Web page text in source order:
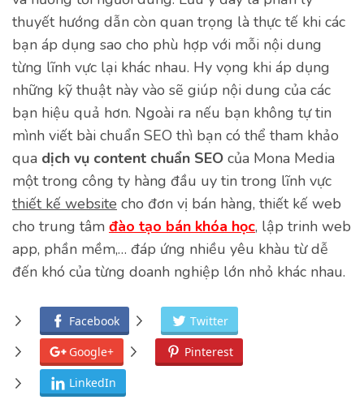
thuyết hướng dẫn còn quan trọng là thực tế khi các
bạn áp dụng sao cho phù hợp với mỗi nội dung
từng lĩnh vực lại khác nhau. Hy vọng khi áp dụng
những kỹ thuật này vào sẽ giúp nội dung của các
bạn hiệu quả hơn. Ngoài ra nếu bạn không tự tin
mình viết bài chuẩn SEO thì bạn có thể tham khảo
qua dịch vụ content chuẩn SEO của Mona Media
một trong công ty hàng đầu uy tin trong lĩnh vực
thiết kế website cho đơn vị bán hàng, thiết kế web
cho trung tâm đào tạo bán khóa học, lập trinh web
app, phần mềm,… đáp ứng nhiều yêu khàu từ dễ
đến khó của từng doanh nghiệp lớn nhỏ khác nhau.
Facebook Twitter
Google+ Pinterest
LinkedIn